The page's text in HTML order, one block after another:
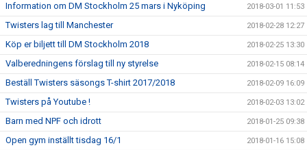
Information om DM Stockholm 25 mars i Nyköping 2018-03-01 11:53
Twisters lag till Manchester 2018-02-28 12:27
Köp er biljett till DM Stockholm 2018 2018-02-25 13:30
Valberedningens förslag till ny styrelse 2018-02-15 08:14
Beställ Twisters säsongs T-shirt 2017/2018 2018-02-09 16:09
Twisters på Youtube ! 2018-02-03 13:02
Barn med NPF och idrott 2018-01-25 09:38
Open gym inställt tisdag 16/1 2018-01-16 15:08